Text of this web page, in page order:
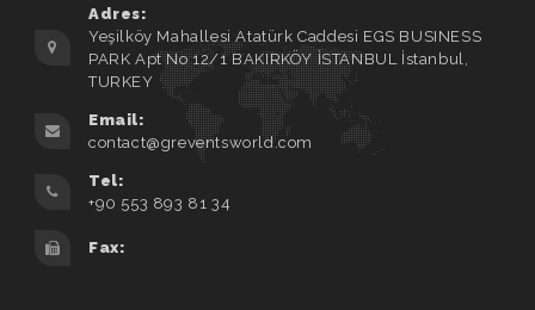
Adres:
Yeşilköy Mahallesi Atatürk Caddesi EGS BUSINESS
PARK Apt No 12/1 BAKIRKÖY İSTANBUL İstanbul,
TURKEY
Email:
contact@greventsworld.com
Tel:
+90 553 893 81 34
Fax: